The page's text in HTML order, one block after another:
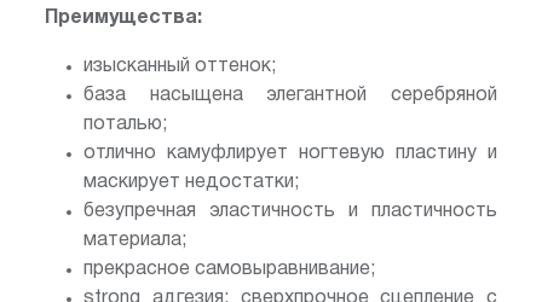
Преимущества:
изысканный оттенок;
база насыщена элегантной серебряной
поталью;
отлично камуфлирует ногтевую пластину и
маскирует недостатки;
безупречная эластичность и пластичность
материала;
прекрасное самовыравнивание;
strong адгезия: сверхпрочное сцепление с